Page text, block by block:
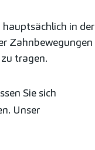
in der
Zahnbewegungen
tragen.
Sie sich
Unser